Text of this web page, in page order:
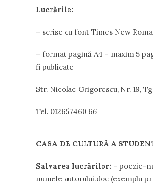
Lucrările:
– scrise cu font Times New
– format pagină A4 – maxim 5
fi publicate
Str. Nicolae Grigorescu, Nr. 19, Tg.
Tel. 012657460 66
CASA DE CULTURĂ A
Salvarea lucrărilor: – poezie-
numele autorului.doc (exemplu